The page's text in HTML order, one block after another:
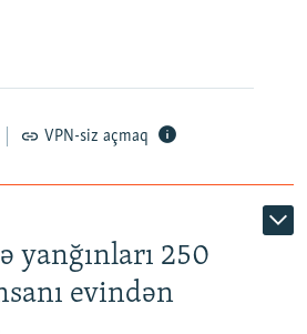
VPN-siz açmaq
yanğınları 250
evindən